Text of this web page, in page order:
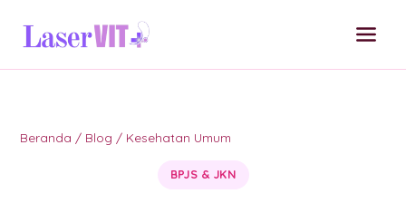
Beranda / Blog / Kesehatan Umum
BPJS & JKN